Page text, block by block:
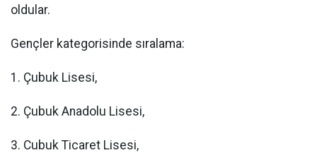
oldular.
Gençler kategorisinde sıralama:
1. Çubuk Lisesi,
2. Çubuk Anadolu Lisesi,
3. Cubuk Ticaret Lisesi,